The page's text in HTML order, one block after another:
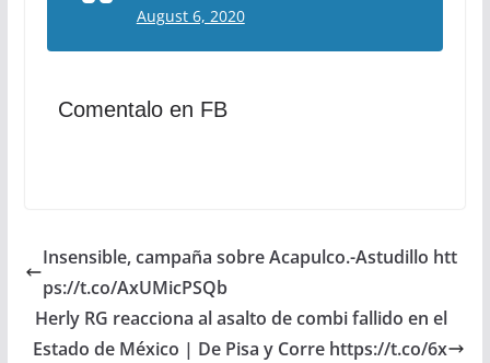
August 6, 2020
Comentalo en FB
Insensible, campaña sobre Acapulco.-Astudillo htt
ps://t.co/AxUMicPSQb
Herly RG reacciona al asalto de combi fallido en el
Estado de México | De Pisa y Corre https://t.co/6x